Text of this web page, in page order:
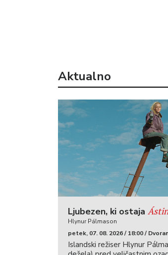
Aktualno
Ljubezen, ki ostaja
Hlynur Pálmason
petek, 07. 08. 2026 / 18:00 /
Islandski režiser Hlynur